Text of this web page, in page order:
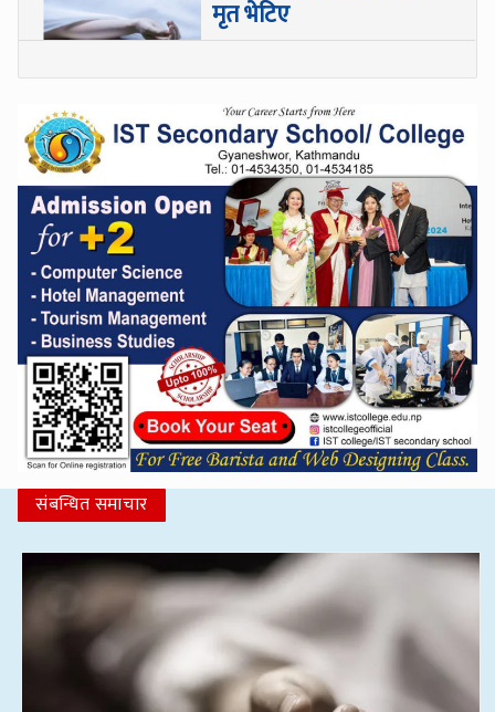
मृत भेटिए
संबन्धित समाचार